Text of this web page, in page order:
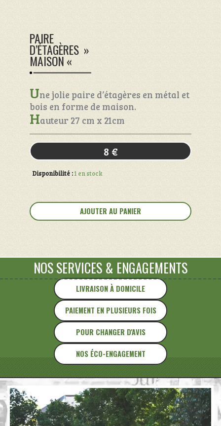
Une jolie paire d’étagères en métal et
bois en forme de maison.
Hauteur 27 cm x 21cm
PAIRE
D’ÉTAGÈRES »
MAISON «
8 €
Disponibilité :1 en stock
de
Paire
"
AJOUTER AU PANIER
LIVRAISON À DOMICILE
PAIEMENT EN PLUSIEURS FOIS
NOS SERVICES & ENGAGEMENTS
POUR CHANGER D'AVIS
NOS ÉCO-ENGAGEMENT